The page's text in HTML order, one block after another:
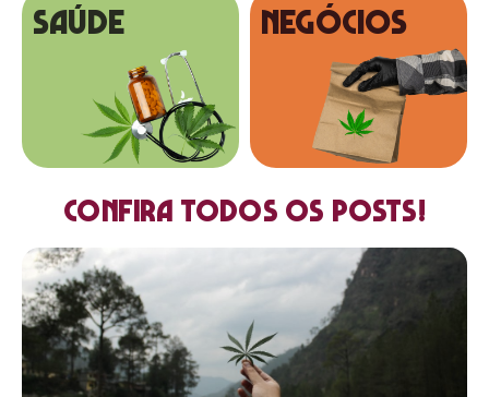
SAÚDE NEGÓCIOS
Confira todos os posts!